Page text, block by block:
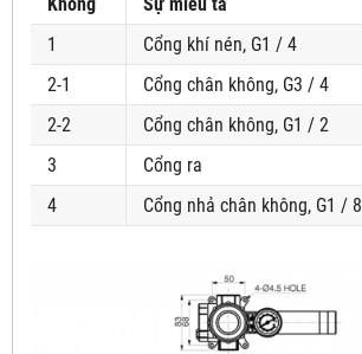
1
Cổng khí nén, G1 / 4
2-1
Cổng chân không, G3 / 4
2-2
Cổng chân không, G1 / 2
3
Cổng ra
4
Cổng nhả chân không, G1 / 8